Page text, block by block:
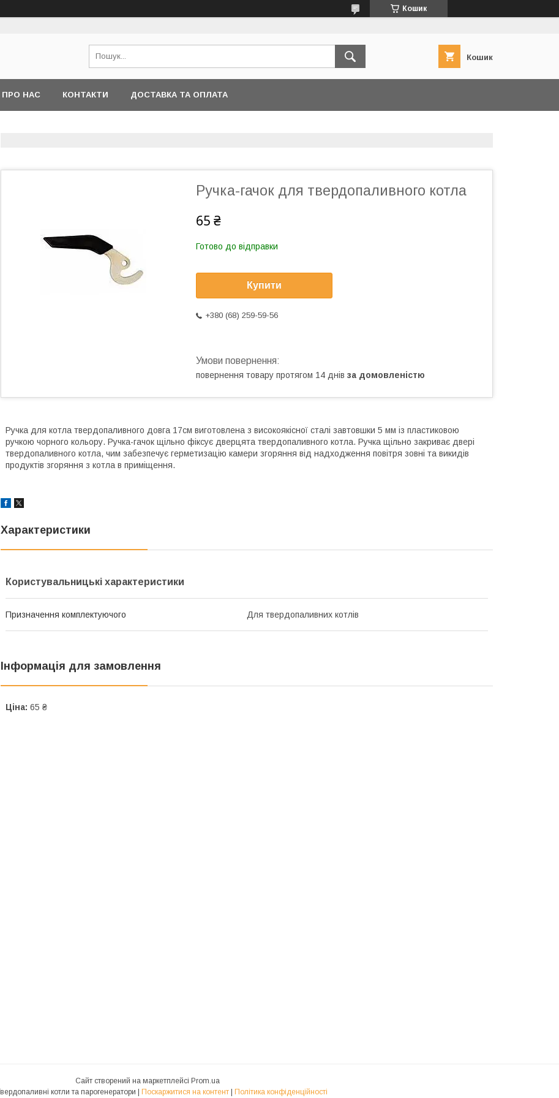
Кошик
Кошик
ПРО НАС КОНТАКТИ ДОСТАВКА ТА ОПЛАТА
Ручка-гачок для твердопаливного котла
65 ₴
Готово до відправки
Купити
+380 (68) 259-59-56
повернення товару протягом 14 днів за домовленістю
Ручка для котла твердопаливного довга 17см виготовлена з високоякісної сталі завтовшки 5 мм із пластиковою
ручкою чорного кольору. Ручка-гачок щільно фіксує дверцята твердопаливного котла. Ручка щільно закриває двері
твердопаливного котла, чим забезпечує герметизацію камери згоряння від надходження повітря зовні та викидів
продуктів згоряння з котла в приміщення.
Характеристики
Користувальницькі характеристики
Призначення комплектуючого Для твердопаливних котлів
Інформація для замовлення
Ціна: 65 ₴
Сайт створений на маркетплейсі Prom.ua
Поскаржитися на контент Політика конфіденційності